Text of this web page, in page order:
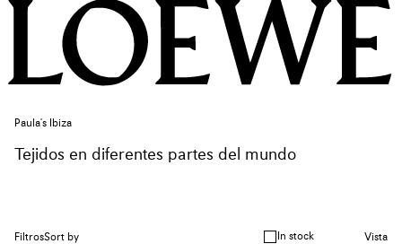
Paula's Ibiza
Tejidos en diferentes partes del mundo
FiltrosSort by In stock Vista